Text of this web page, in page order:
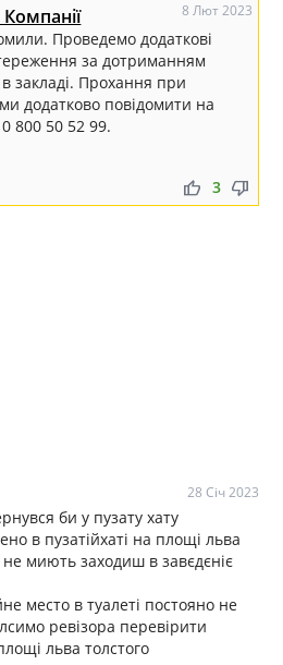
8 Лют 2023
Проведемо додаткові
за дотриманням
в закладі. Прохання при
додатково повідомити на
800 50 52 99.
thumb_up thumb_down
3
28 Січ 2023
би у пузату хату
в пузатійхаті на площі льва
миють заходиш в завєдєніє
место в туалеті постояно не
ревізора перевірити
льва толстого